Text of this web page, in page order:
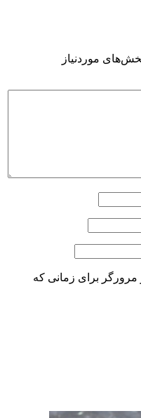
موردنیاز
مرورگر برای زمانی که